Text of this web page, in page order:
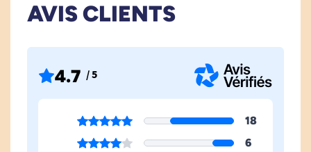
AVIS CLIENTS
4.7 / 5
18
6